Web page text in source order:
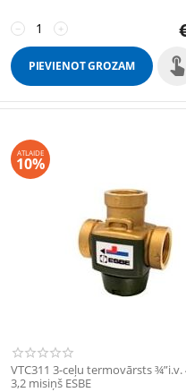
+
−
PIEVIENOT GROZAM
ATLAIDE
10%
VTC311 3-ceļu termovārsts ¾”i.v.
3,2 misiņš ESBE